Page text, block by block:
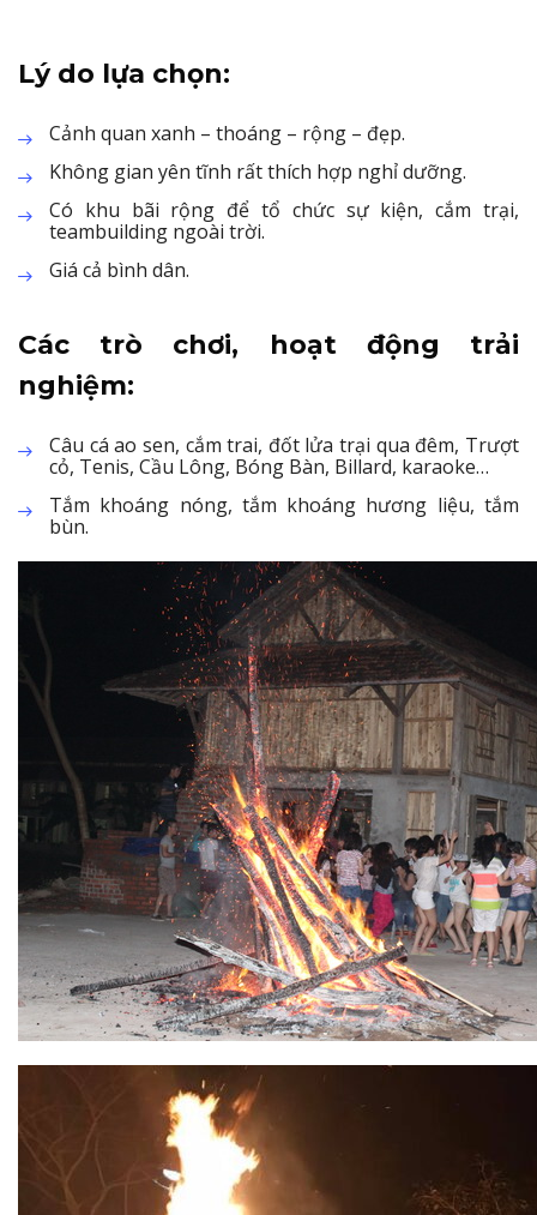
Lý do lựa chọn:
Cảnh quan xanh – thoáng – rộng – đẹp.
Không gian yên tĩnh rất thích hợp nghỉ dưỡng.
Có khu bãi rộng để tổ chức sự kiện, cắm trại,
teambuilding ngoài trời.
Giá cả bình dân.
Các trò chơi, hoạt động trải
nghiệm:
Câu cá ao sen, cắm trai, đốt lửa trại qua đêm, Trượt
cỏ, Tenis, Cầu Lông, Bóng Bàn, Billard, karaoke…
Tắm khoáng nóng, tắm khoáng hương liệu, tắm
bùn.